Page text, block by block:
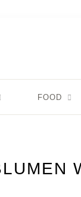
FOOD